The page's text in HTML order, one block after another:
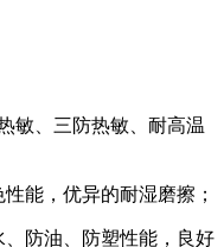
敏、三防热敏、耐高温
能，优异的耐湿磨擦；
防油、防塑性能，良好